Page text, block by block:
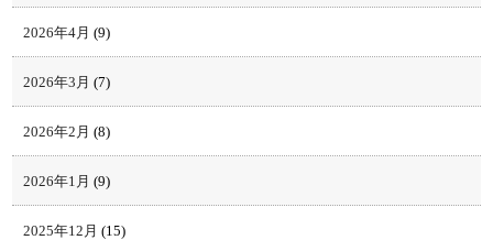
2026年4月 (9)
2026年3月 (7)
2026年2月 (8)
2026年1月 (9)
2025年12月 (15)